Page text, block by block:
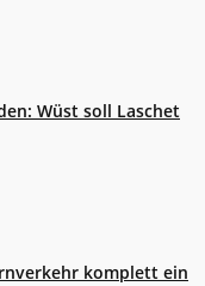
Wüst soll Laschet
komplett ein